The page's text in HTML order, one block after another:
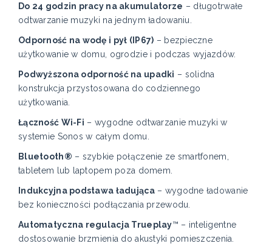
Do 24 godzin pracy na akumulatorze – długotrwałe
odtwarzanie muzyki na jednym ładowaniu.
Odporność na wodę i pył (IP67) – bezpieczne
użytkowanie w domu, ogrodzie i podczas wyjazdów.
Podwyższona odporność na upadki – solidna
konstrukcja przystosowana do codziennego
użytkowania.
Łączność Wi-Fi – wygodne odtwarzanie muzyki w
systemie Sonos w całym domu.
Bluetooth® – szybkie połączenie ze smartfonem,
tabletem lub laptopem poza domem.
Indukcyjna podstawa ładująca– wygodne ładowanie
bez konieczności podłączania przewodu.
Automatyczna regulacja Trueplay™ – inteligentne
dostosowanie brzmienia do akustyki pomieszczenia.